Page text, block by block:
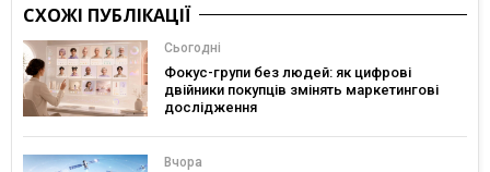
СХОЖІ ПУБЛІКАЦІЇ
Сьогодні
Фокус-групи без людей: як цифрові
двійники покупців змінять маркетингові
дослідження
Вчора